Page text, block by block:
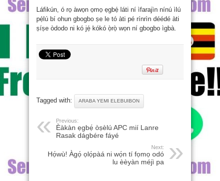
Láfikún, ó rọ àwọn ọmọ ẹgbẹ́ láti ní ìfarajìn nínú ìlú
pẹ̀lú bí ohun gbogbo ṣe le tó àti pé rínrìn déédé àti
ṣíṣe òdodo ni kó jẹ́ kókó ọ̀rọ̀ wọn ní gbogbo ìgbà.
Tagged with: ARABA YEMI ELEBUIBON
Previous:
Èàkàn ẹgbẹ́ òṣèlú APC mií Lanre
Rasak dágbére fáyé
Next:
Họ́wù! Àgọ́ ọlọ́pàá ni wọ́n tí fọmọ odó
lu èèyàn méjì pa